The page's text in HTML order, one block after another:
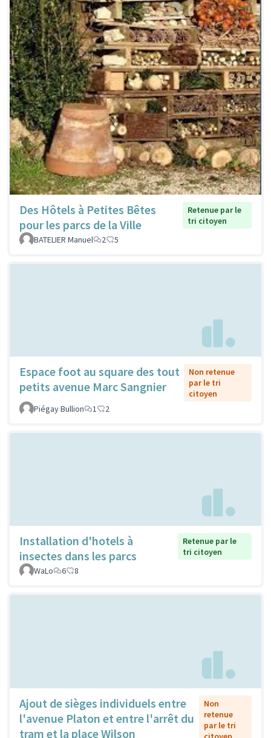
Des Hôtels à Petites Bêtes
pour les parcs de la Ville
Retenue par le
tri citoyen
BATELIER Manuel
2 5
Espace foot au square des tout
petits avenue Marc Sangnier
Non retenue
par le tri
citoyen
Piégay Bullion
1 2
Installation d'hotels à
insectes dans les parcs
Retenue par le
tri citoyen
WaLo
6 8
Ajout de sièges individuels entre
l'avenue Platon et entre l'arrêt du
tram et la place Wilson
Non
retenue
par le tri